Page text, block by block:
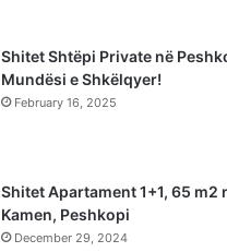
Shitet Shtëpi Private në
Mundësi e Shkëlqyer!
February 16, 2025
Shitet Apartament 1+1, 65 m2
Kamen, Peshkopi
December 29, 2024